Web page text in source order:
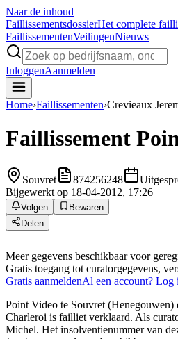
Naar de inhoud
FaillissementsdossierHet complete
FaillissementenVeilingenNieuws
InloggenAanmelden
Home›Faillissementen›Crevieaux
Faillissement
Souvret 874256248
Bijgewerkt op 18-04-2012, 17:26
Volgen
Bewaren
Delen
Meer gegevens beschikbaar voor
Gratis toegang tot curatorgegevens,
Gratis aanmeldenAl een account? Log
Point Video te Souvret (Henegouwen)
Charleroi is failliet verklaard. Als
Michel. Het insolventienummer van